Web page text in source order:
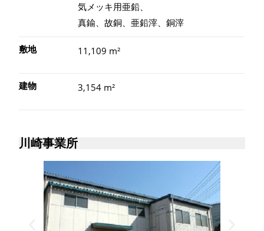
気メッキ用亜鉛、
真鍮、故銅、亜鉛滓、銅滓
敷地 11,109 m²
建物 3,154 m²
川崎事業所